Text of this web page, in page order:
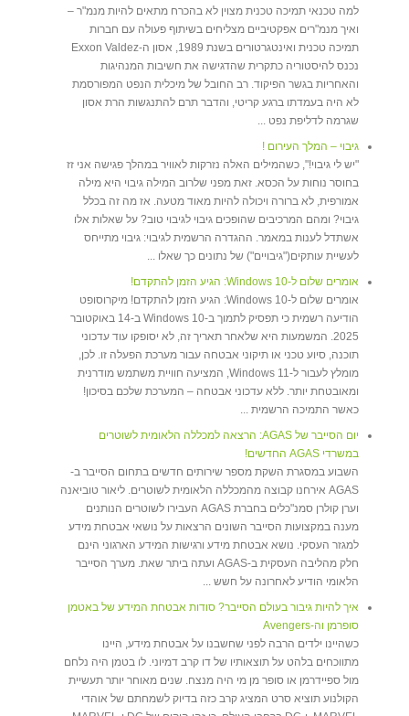
למה טכנאי תמיכה טכנית מצוין לא בהכרח מתאים להיות מנמ"ר –
ואיך מנמ"רים אפקטיביים מצליחים בשיתוף פעולה עם חברות
תמיכה טכנית ואינטגרטורים בשנת 1989, אסון ה-Exxon Valdez
נכנס להיסטוריה כתקרית שהדגישה את חשיבות המנהיגות
והאחריות בגשר הפיקוד. רב החובל של מיכלית הנפט המפורסמת
לא היה בעמדתו ברגע קריטי, והדבר תרם להתנגשות הרת אסון
שגרמה לדליפת נפט ...
גיבוי – המלך העירום !
"יש לי גיבוי!", כשהמילים האלה נזרקות לאוויר במהלך פגישה אני זז
בחוסר נוחות על הכסא. זאת מפני שלרוב המילה גיבוי היא מילה
אמורפית, לא ברורה ויכולה להיות מאוד מטעה. אז מה זה בכלל
גיבוי? ומהם המרכיבים שהופכים גיבוי לגיבוי טוב? על שאלות אלו
אשתדל לענות במאמר. ההגדרה הרשמית לגיבוי: גיבוי מתייחס
לעשיית עותקים("גיבויים") של נתונים כך שאלו ...
אומרים שלום ל-Windows 10: הגיע הזמן להתקדם!
​אומרים שלום ל-Windows 10: הגיע הזמן להתקדם! מיקרוסופט
הודיעה רשמית כי תפסיק לתמוך ב-Windows 10 ב-14 באוקטובר
2025. המשמעות היא שלאחר תאריך זה, לא יסופקו עוד עדכוני
תוכנה, סיוע טכני או תיקוני אבטחה עבור מערכת הפעלה זו. לכן,
מומלץ לעבור ל-Windows 11, המציעה חוויית משתמש מודרנית
ומאובטחת יותר. ללא עדכוני אבטחה – המערכת שלכם בסיכון!
כאשר התמיכה הרשמית ...
יום הסייבר של AGAS: הרצאה למכללה הלאומית לשוטרים
במשרדי AGAS החדשים!
השבוע במסגרת השקת מספר שירותים חדשים בתחום הסייבר ב-
AGAS אירחנו קבוצה מהמכללה הלאומית לשוטרים. ליאור טוביאנה
וערן קולרן סמנ"כלים בחברת AGAS העבירו לשוטרים הנותנים
מענה במקצועות הסייבר השונים הרצאות על נושאי אבטחת מידע
למגזר העסקי. נושא אבטחת מידע ורגישות המידע הארגוני הינם
חלק מהליבה העסקית ב-AGAS ועתה ביתר שאת. מערך הסייבר
הלאומי הודיע לאחרונה על חשש ...
איך להיות גיבור בעולם הסייבר? סודות אבטחת המידע של באטמן
סופרמן וה-Avengers
כשהיינו ילדים הרבה לפני שחשבנו על אבטחת מידע, היינו
מתווכחים בלהט על תוצאותיו של דו קרב דמיוני. לו בטמן היה נלחם
מול ספיידרמן או סופר מן מי היה מנצח. שנים מאוחר יותר תעשיית
הקולנוע תוציא סרט המציג קרב כזה בדיוק לשמחתם של אוהדי